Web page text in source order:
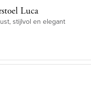
Luca
stijlvol en elegant